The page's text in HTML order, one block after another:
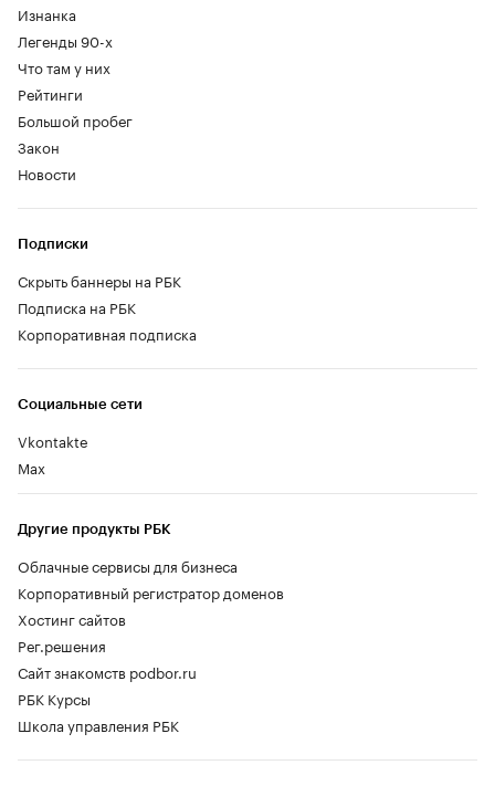
Изнанка
Легенды 90-х
Что там у них
Рейтинги
Большой пробег
Закон
Новости
Социальные сети
Vkontakte
Max
Другие продукты РБК
Облачные сервисы для бизнеса
Корпоративный регистратор доменов
Хостинг сайтов
Рег.решения
Сайт знакомств podbor.ru
РБК Курсы
Школа управления РБК
Подписки
Скрыть баннеры на РБК
Подписка на РБК
Корпоративная подписка